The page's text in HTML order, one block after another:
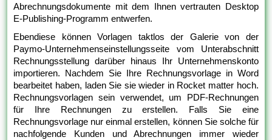
Abrechnungsdokumente mit dem Ihnen vertrauten Desktop
E-Publishing-Programm entwerfen.
Ebendiese können Vorlagen taktlos der Galerie von der
Paymo-Unternehmenseinstellungsseite vom Unterabschnitt
Rechnungsstellung darüber hinaus Ihr Unternehmenskonto
importieren. Nachdem Sie Ihre Rechnungsvorlage in Word
bearbeitet haben, laden Sie sie wieder in Rocket matter hoch.
Rechnungsvorlagen sein verwendet, um PDF-Rechnungen
für Ihre Rechnungen zu erstellen. Falls Sie eine
Rechnungsvorlage nur einmal erstellen, können Sie solche für
nachfolgende Kunden und Abrechnungen immer wieder